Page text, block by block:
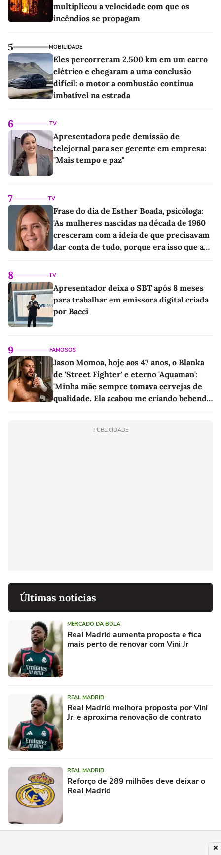
multiplicou a velocidade com que os
incêndios se propagam
5 MOBILIDADE
Eles percorreram 2.500 km em um carro
elétrico e chegaram a uma conclusão
difícil: o motor a combustão continua
imbatível na estrada
6 TV
Apresentadora pede demissão de
telejornal para ser gerente em empresa:
"Mais tempo e paz"
7 TV
Frase do dia de Esther Boada, psicóloga:
'As mulheres nascidas na década de 1960
cresceram com a ideia de que precisavam
dar conta de tudo, porque era isso que a
8 TV
Apresentador deixa o SBT após 8 meses
para trabalhar em emissora digital criada
por Bacci
9 FAMOSOS
Jason Momoa, hoje aos 47 anos, o Blanka
de 'Street Fighter' e eterno 'Aquaman':
'Minha mãe sempre tomava cervejas de
qualidade. Ela acabou me criando bebendo
PUBLICIDADE
Últimas notícias
MERCADO DA BOLA
Real Madrid aumenta proposta e fica
mais perto de renovar com Vini Jr
REAL MADRID
Real Madrid melhora proposta por Vini
Jr. e aproxima renovação de contrato
REAL MADRID
Reforço de 289 milhões deve deixar o
Real Madrid